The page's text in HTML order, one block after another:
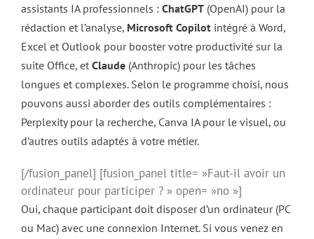
assistants IA professionnels : ChatGPT(OpenAI) pour la
rédaction et l’analyse, Microsoft Copilotintégré à Word,
Excel et Outlook pour booster votre productivité sur la
suite Office, et Claude(Anthropic) pour les tâches
longues et complexes. Selon le programme choisi, nous
pouvons aussi aborder des outils complémentaires :
Perplexity pour la recherche, Canva IA pour le visuel, ou
d’autres outils adaptés à votre métier.
[/fusion_panel] [fusion_panel title= »Faut-il avoir un
ordinateur pour participer ? » open= »no »]
Oui, chaque participant doit disposer d’un ordinateur (PC
ou Mac) avec une connexion Internet. Si vous venez en